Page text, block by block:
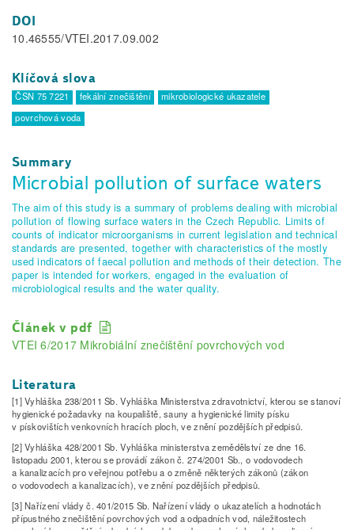
DOI
10.46555/VTEI.2017.09.002
Klíčová slova
ČSN 75 7221 fekální znečištění
mikrobiologické ukazatele
povrchová voda
Summary
Microbial pollution of surface waters
The aim of this study is a summary of problems dealing with microbial
pollution of flowing surface waters in the Czech Republic. Limits of
counts of indicator microorganisms in current legislation and technical
standards are presented, together with characteristics of the mostly
used indicators of faecal pollution and methods of their detection. The
paper is intended for workers, engaged in the evaluation of
microbiological results and the water quality.
Článek v pdf
VTEI 6/2017 Mikrobiální znečištění povrchových vod
Literatura
[1] Vyhláška 238/2011 Sb. Vyhláška Ministerstva zdravotnictví, kterou se stanoví
hygienické požadavky na koupaliště, sauny a hygienické limity písku
v pískovištích venkovních hracích ploch, ve znění pozdějších předpisů.
[2] Vyhláška 428/2001 Sb. Vyhláška ministerstva zemědělství ze dne 16.
listopadu 2001, kterou se provádí zákon č. 274/2001 Sb., o vodovodech
a kanalizacích pro veřejnou potřebu a o změně některých zákonů (zákon
o vodovodech a kanalizacích), ve znění pozdějších předpisů.
[3] Nařízení vlády č. 401/2015 Sb. Nařízení vlády o ukazatelích a hodnotách
přípustného znečištění povrchových vod a odpadních vod, náležitostech